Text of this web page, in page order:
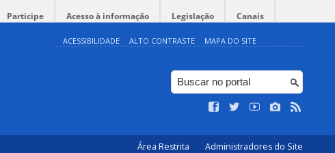
Participe Acesso à informação Legislação Canais
ACESSIBILIDADE ALTO CONTRASTE MAPA DO SITE
Área Restrita Administradores do Site